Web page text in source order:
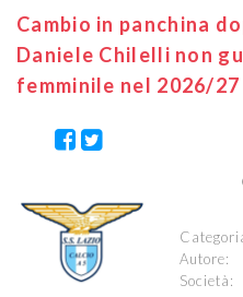
Cambio in panchina
Daniele Chilelli non
femminile nel 2026/27
Autore:
Società: